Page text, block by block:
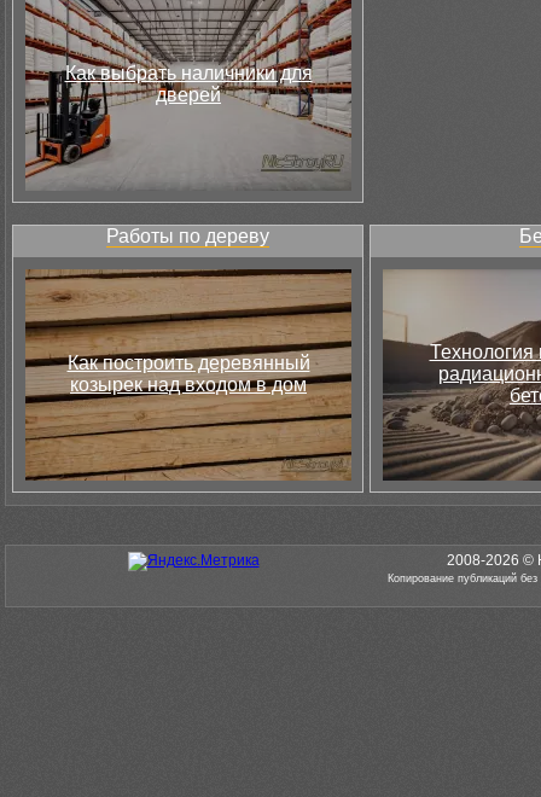
Как выбрать наличники для
дверей
Работы по дереву
Как построить деревянный
козырек над входом в дом
Технология
2008-2026 ©
Копирование публикаций